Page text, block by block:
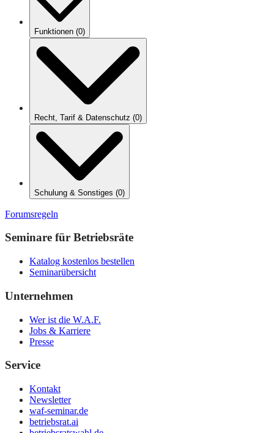
Funktionen (0)
Recht, Tarif & Datenschutz (0)
Schulung & Sonstiges (0)
Forumsregeln
Seminare für Betriebsräte
Katalog kostenlos bestellen
Seminarübersicht
Unternehmen
Wer ist die W.A.F.
Jobs & Karriere
Presse
Service
Kontakt
Newsletter
waf-seminar.de
betriebsrat.ai